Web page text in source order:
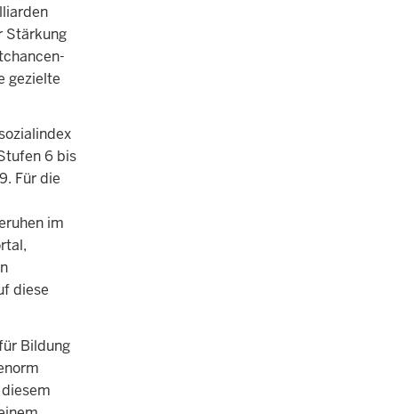
Stärkung
gezielte
6 bis
Für die
im
diese
Bildung